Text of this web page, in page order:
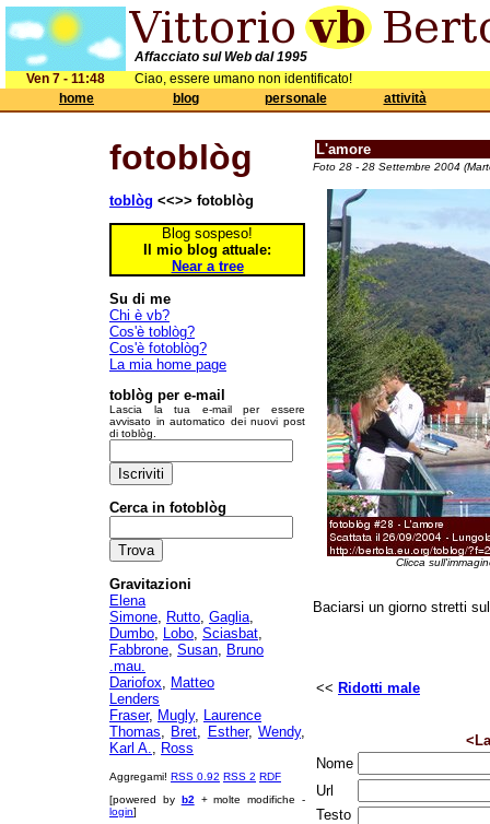
Affacciato sul Web dal 1995
Ven 7 - 11:48
Ciao, essere umano non identificato!
home
blog personale attività
fotoblòg
toblòg <<>> fotoblòg
Blog sospeso!
Il mio blog attuale:
Near a tree
Su di me
Chi è vb?
Cos'è toblòg?
Cos'è fotoblòg?
La mia home page
toblòg per e-mail
Lascia la tua e-mail per essere
avvisato in automatico dei nuovi post
di toblòg.
Cerca in fotoblòg
Gravitazioni
Elena
Simone, Rutto, Gaglia,
Dumbo, Lobo, Sciasbat,
Fabbrone, Susan, Bruno
.mau.
Dariofox, Matteo
Lenders
Fraser, Mugly, Laurence
Thomas, Bret, Esther,Wendy,
Karl A., Ross
Aggregami! RSS 0.92 RSS 2 RDF
[powered by b2 + molte modifiche -
login]
L'amore
Foto 28 - 28 Settembre 2004
Clicca
Baciarsi un giorno stretti
<< Ridotti male
Nome
Url
Testo